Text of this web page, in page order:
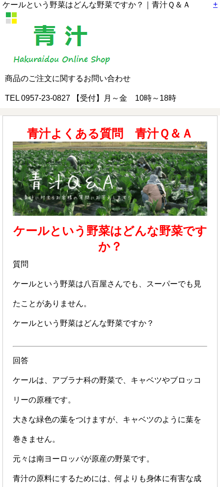
+
ケールという野菜はどんな野菜ですか？｜青汁Ｑ＆Ａ
商品のご注文に関するお問い合わせ
TEL 0957-23-0827 【受付】月～金 10時～18時
青汁よくある質問 青汁Ｑ＆Ａ
ケールという野菜はどんな野菜です
か？
質問
ケールという野菜は八百屋さんでも、スーパーでも見
たことがありません。
ケールという野菜はどんな野菜ですか？
回答
ケールは、アブラナ科の野菜で、キャベツやブロッコ
リーの原種です。
大きな緑色の葉をつけますが、キャベツのように葉を
巻きません。
元々は南ヨーロッパが原産の野菜です。
青汁の原料にするためには、何よりも身体に有害な成